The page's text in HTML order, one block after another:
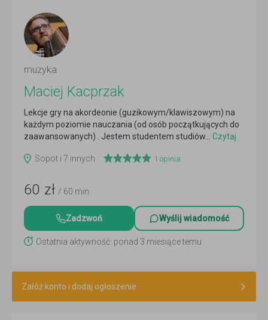
muzyka
Maciej Kacprzak
Lekcje gry na akordeonie (guzikowym/klawiszowym) na
każdym poziomie nauczania (od osób początkujących do
zaawansowanych) . Jestem studentem studiów...
Czytaj
Sopot i 7 innych
1 opinia
60 zł / 60 min
Zadzwoń Wyślij wiadomość
Ostatnia aktywność: ponad 3 miesiące temu
Załóż konto i dodaj ogłoszenie